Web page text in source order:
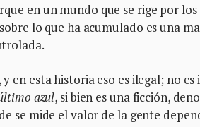
en un mundo que se rige por
lo que ha acumulado es una
en esta historia eso es ilegal; no
azul, si bien es una ficción,
se mide el valor de la gente